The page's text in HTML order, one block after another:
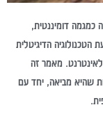
דומיננטית,
הדיגיטלית
מאמר זה
שהיא מביאה, יחד עם